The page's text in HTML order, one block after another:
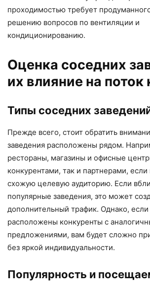
проходимостью требует
решению вопросов по вентиляции и
кондиционированию.
Оценка соседних
их влияние на поток
Типы соседних
Прежде всего, стоит обратить
заведения расположены рядом.
рестораны, магазины и офисные
конкурентами, так и партнерами,
схожую целевую аудиторию. Если
популярные заведения, это может
дополнительный трафик. Однако,
расположены конкуренты с
предложениями, вам будет сложно
без яркой индивидуальности.
Популярность и